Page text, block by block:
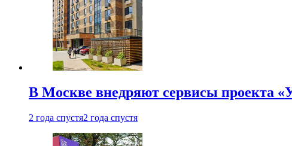
В Москве внедряют сервисы проекта
2 года спустя2 года спустя